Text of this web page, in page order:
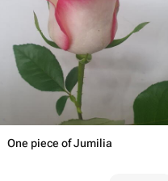
One piece of Jumilia